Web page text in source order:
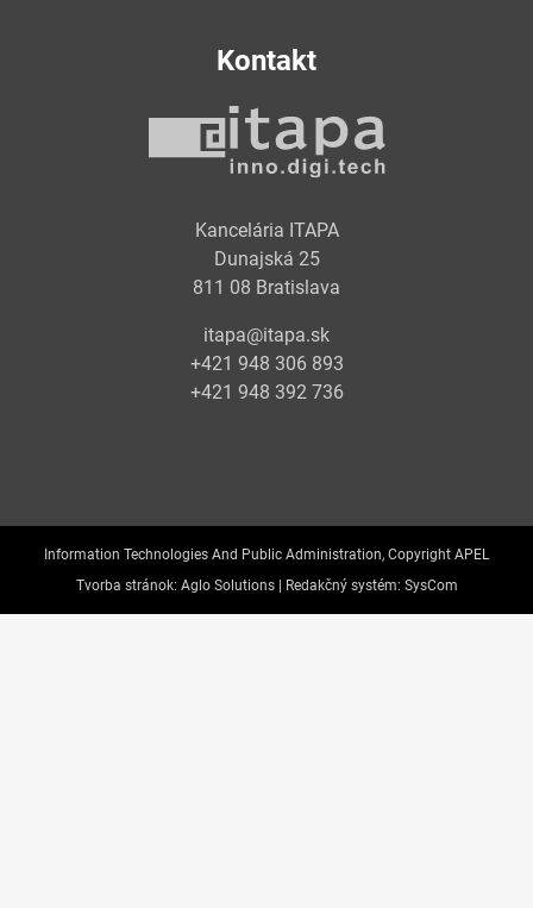
Kontakt
Kancelária ITAPA
Dunajská 25
811 08 Bratislava
itapa@itapa.sk
+421 948 306 893
+421 948 392 736
Information Technologies And Public Administration, Copyright APEL
Tvorba stránok: Aglo Solutions | Redakčný systém: SysCom